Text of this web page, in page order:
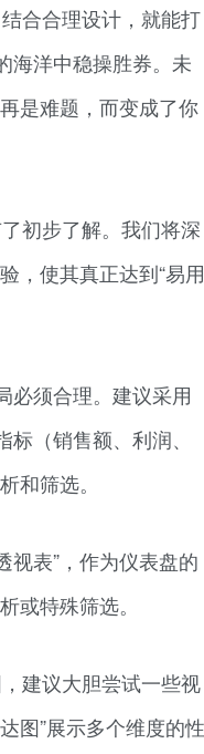
合合理设计，就能打
海洋中稳操胜券。未
是难题，而变成了你
初步了解。我们将深
，使其真正达到“易用
必须合理。建议采用
（销售额、利润、
和筛选。
视表”，作为仪表盘的
或特殊筛选。
建议大胆尝试一些视
图”展示多个维度的性